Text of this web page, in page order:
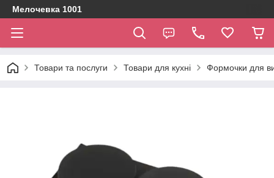
Мелочевка 1001
Товари та послуги Товари для кухні Формочки для